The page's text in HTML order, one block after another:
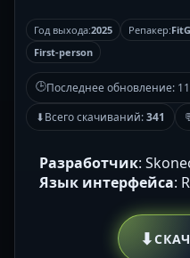
Год выхода:2025 Репакер:
First-person
🕒Последнее обновление:
⬇Всего скачиваний:341
Разработчик:
Язык интерфейса:
⬇